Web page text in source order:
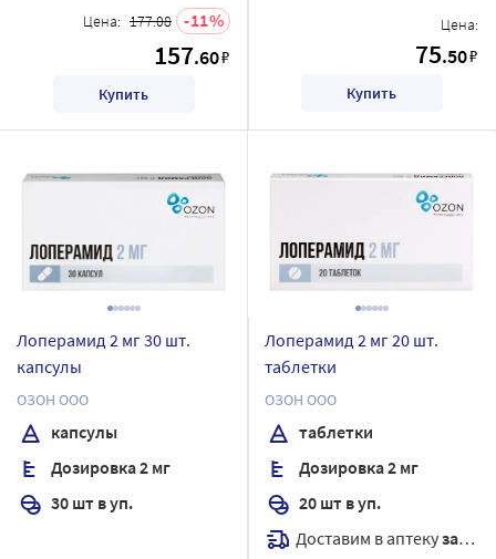
Цена: 177.08 11
157.60₽
Купить
Цена:
75.50₽
Купить
Лоперамид 2 мг 30 шт.
капсулы
ОЗОН ООО
капсулы
Дозировка 2 мг
30 шт в уп.
Лоперамид 2 мг 20 шт.
таблетки
ОЗОН ООО
таблетки
Дозировка 2 мг
20 шт в уп.
Доставим в аптекузавтра